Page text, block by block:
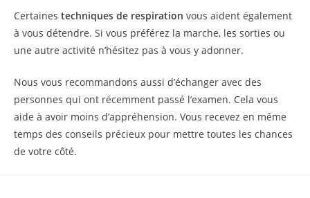
Certaines techniques de respiration vous aident également
à vous détendre. Si vous préférez la marche, les sorties ou
une autre activité n’hésitez pas à vous y adonner.
Nous vous recommandons aussi d’échanger avec des
personnes qui ont récemment passé l’examen. Cela vous
aide à avoir moins d’appréhension. Vous recevez en même
temps des conseils précieux pour mettre toutes les chances
de votre côté.